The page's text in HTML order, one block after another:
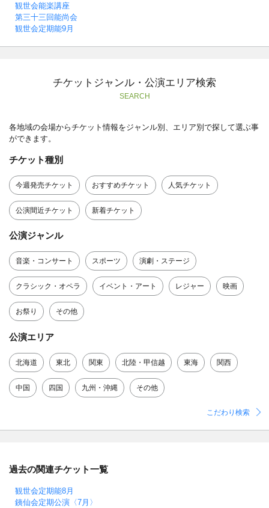
観世会能楽講座
第三十三回能尚会
観世会定期能9月
チケットジャンル・公演エリア検索
SEARCH
各地域の会場からチケット情報をジャンル別、エリア別で探して選ぶ事
ができます。
チケット種別
今週発売チケット おすすめチケット 人気チケット
公演間近チケット 新着チケット
公演ジャンル
音楽・コンサート スポーツ 演劇・ステージ
クラシック・オペラ イベント・アート レジャー 映画
お祭り その他
公演エリア
北海道 東北 関東 北陸・甲信越 東海 関西
中国 四国 九州・沖縄 その他
こだわり検索
過去の関連チケット一覧
観世会定期能8月
銕仙会定期公演〈7月〉